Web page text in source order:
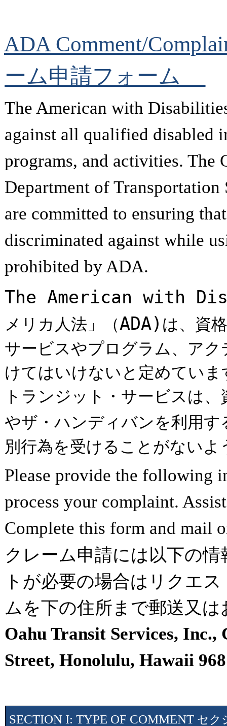
ADA Comment/
ーム申請フォーム
The American with
against all qualified disabled
programs, and activities.
Department of Transportation
are committed to ensuring
discriminated against while
prohibited by ADA.
The American with
メリカ人法」（ADA) は、資
サービスやプログラム、ア
けてはいけないと定めてい
トランジット・サービスは
やザ・ハンディバンを利用す
別行為を受けることがない
Please provide the following
process your complaint.
Complete this form and mail
クレーム申請には以下の
トが必要の場合はリクエ
ムを下の住所まで郵送又
Oahu Transit Services,
Street, Honolulu, Hawaii
SECTION I: TYPE OF COMMENT セク